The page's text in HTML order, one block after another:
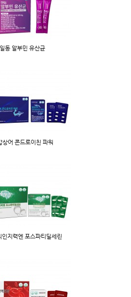
일동 알부민 유산균
상어 콘드로이친 파워
인지력엔 포스파티딜세린